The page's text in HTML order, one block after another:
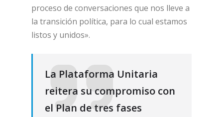
proceso de conversaciones que nos lleve a
la transición política, para lo cual estamos
listos y unidos».
La Plataforma Unitaria
reitera su compromiso con
el Plan de tres fases